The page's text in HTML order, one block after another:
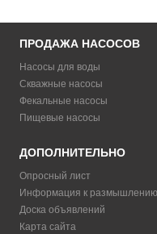
ПРОДАЖА НАСОСОВ
Насосы для воды
Скважные насосы
Фекальные насосы
Пищевые насосы
ДОПОЛНИТЕЛЬНО
Опросный лист
Информация к размышлению
Доска объявлений
Карта сайта